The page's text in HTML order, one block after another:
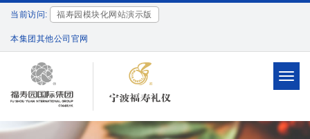
当前访问: 福寿园模块化网站演示版
本集团其他公司官网